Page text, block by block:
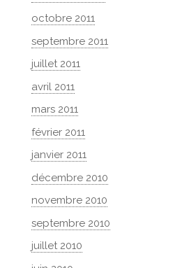
octobre 2011
septembre 2011
juillet 2011
avril 2011
mars 2011
février 2011
janvier 2011
décembre 2010
novembre 2010
septembre 2010
juillet 2010